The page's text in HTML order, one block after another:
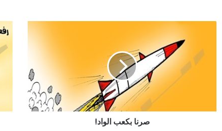
صرنا بكعب الواد!